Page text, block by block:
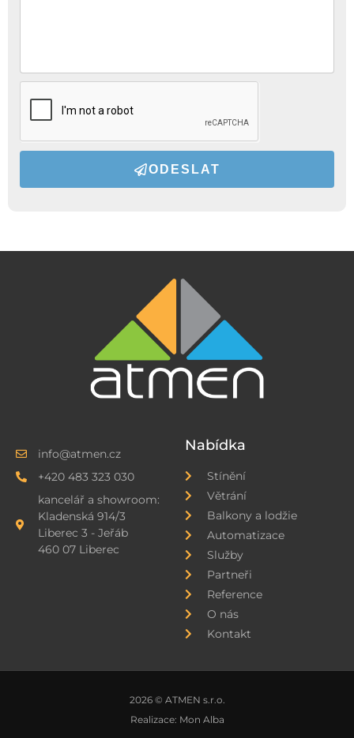
ODESLAT
info@atmen.cz
+420 483 323 030
kancelář a showroom:
Kladenská 914/3
Liberec 3 - Jeřáb
460 07 Liberec
Nabídka
Stínění
Větrání
Balkony a lodžie
Automatizace
Služby
Partneři
Reference
O nás
Kontakt
2026 © ATMEN s.r.o.
Realizace: Mon Alba